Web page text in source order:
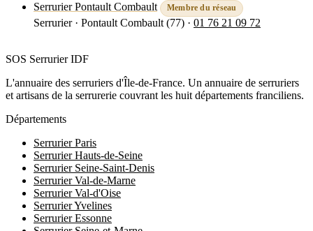
Serrurier Pontault Combault
Membre du réseau
Serrurier · Pontault Combault (77) · 01 76 21 09 72
SOS SerrurierIDF
L'annuaire des serruriers d'Île-de-France. Un annuaire de serruriers
et artisans de la serrurerie couvrant les huit départements franciliens.
Départements
Serrurier Paris
Serrurier Hauts-de-Seine
Serrurier Seine-Saint-Denis
Serrurier Val-de-Marne
Serrurier Val-d'Oise
Serrurier Yvelines
Serrurier Essonne